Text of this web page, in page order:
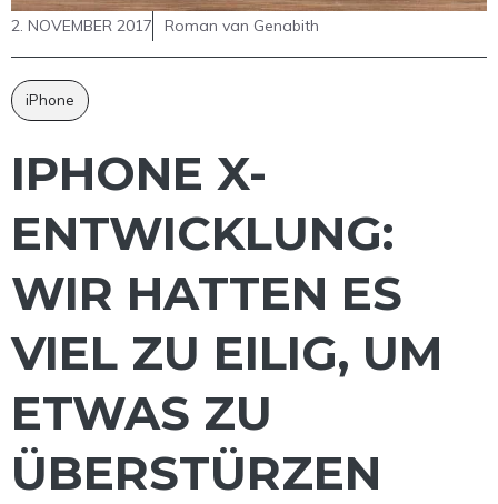
2. NOVEMBER 2017 Roman van Genabith
iPhone
IPHONE X-
ENTWICKLUNG:
WIR HATTEN ES
VIEL ZU EILIG, UM
ETWAS ZU
ÜBERSTÜRZEN